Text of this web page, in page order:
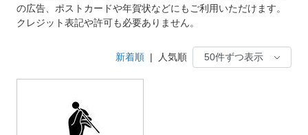
の広告、ポストカードや年賀状などにもご利用いただけます。
クレジット表記や許可も必要ありません。
新着順 | 人気順